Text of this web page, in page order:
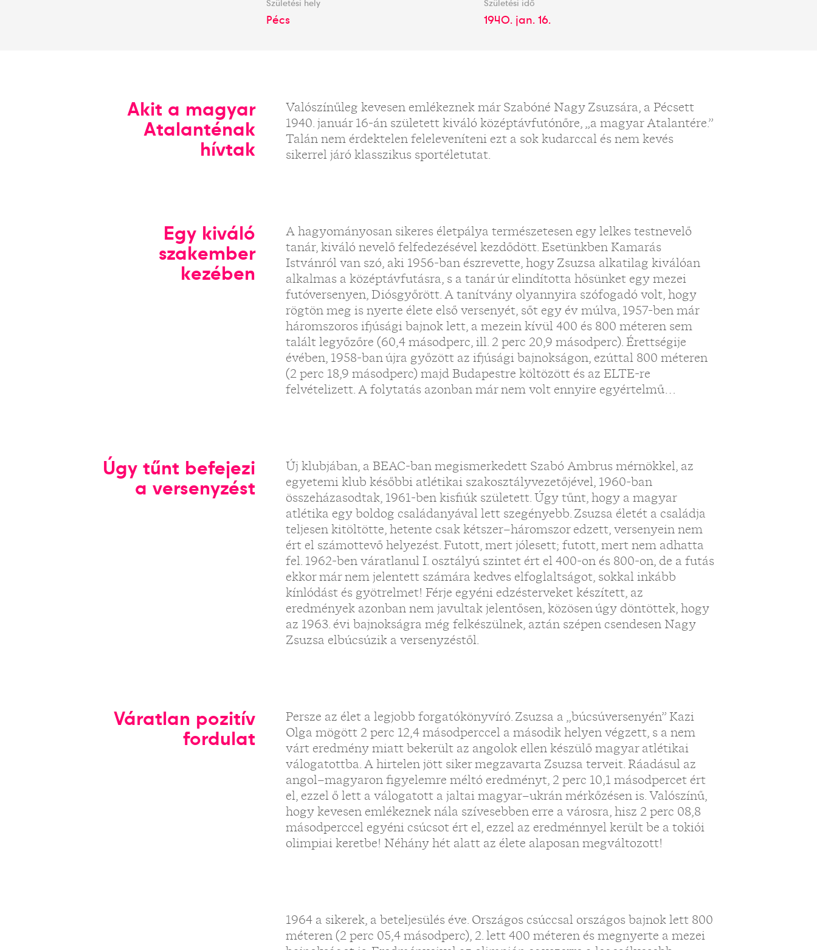
Születési hely
Pécs
Születési idő
1940. jan. 16.
Akit a magyar
Atalanténak
hívtak
Valószínűleg kevesen emlékeznek már Szabóné Nagy Zsuzsára, a Pécsett
1940. január 16-án született kiváló középtávfutónőre, „a magyar Atalantére.”
Talán nem érdektelen feleleveníteni ezt a sok kudarccal és nem kevés
sikerrel járó klasszikus sportéletutat.
Egy kiváló
szakember
kezében
A hagyományosan sikeres életpálya természetesen egy lelkes testnevelő
tanár, kiváló nevelő felfedezésével kezdődött. Esetünkben Kamarás
Istvánról van szó, aki 1956-ban észrevette, hogy Zsuzsa alkatilag kiválóan
alkalmas a középtávfutásra, s a tanár úr elindította hősünket egy mezei
futóversenyen, Diósgyőrött. A tanítvány olyannyira szófogadó volt, hogy
rögtön meg is nyerte élete első versenyét, sőt egy év múlva, 1957-ben már
háromszoros ifjúsági bajnok lett, a mezein kívül 400 és 800 méteren sem
talált legyőzőre (60,4 másodperc, ill. 2 perc 20,9 másodperc). Érettségije
évében, 1958-ban újra győzött az ifjúsági bajnokságon, ezúttal 800 méteren
(2 perc 18,9 másodperc) majd Budapestre költözött és az ELTE-re
felvételizett. A folytatás azonban már nem volt ennyire egyértelmű…
Úgy tűnt befejezi
a versenyzést
Új klubjában, a BEAC-ban megismerkedett Szabó Ambrus mérnökkel, az
egyetemi klub későbbi atlétikai szakosztályvezetőjével, 1960-ban
összeházasodtak, 1961-ben kisfiúk született. Úgy tűnt, hogy a magyar
atlétika egy boldog családanyával lett szegényebb. Zsuzsa életét a családja
teljesen kitöltötte, hetente csak kétszer–háromszor edzett, versenyein nem
ért el számottevő helyezést. Futott, mert jólesett; futott, mert nem adhatta
fel. 1962-ben váratlanul I. osztályú szintet ért el 400-on és 800-on, de a futás
ekkor már nem jelentett számára kedves elfoglaltságot, sokkal inkább
kínlódást és gyötrelmet! Férje egyéni edzésterveket készített, az
eredmények azonban nem javultak jelentősen, közösen úgy döntöttek, hogy
az 1963. évi bajnokságra még felkészülnek, aztán szépen csendesen Nagy
Zsuzsa elbúcsúzik a versenyzéstől.
Váratlan pozitív
fordulat
Persze az élet a legjobb forgatókönyvíró. Zsuzsa a „búcsúversenyén” Kazi
Olga mögött 2 perc 12,4 másodperccel a második helyen végzett, s a nem
várt eredmény miatt bekerült az angolok ellen készülő magyar atlétikai
válogatottba. A hirtelen jött siker megzavarta Zsuzsa terveit. Ráadásul az
angol–magyaron figyelemre méltó eredményt, 2 perc 10,1 másodpercet ért
el, ezzel ő lett a válogatott a jaltai magyar–ukrán mérkőzésen is. Valószínű,
hogy kevesen emlékeznek nála szívesebben erre a városra, hisz 2 perc 08,8
másodperccel egyéni csúcsot ért el, ezzel az eredménnyel került be a tokiói
olimpiai keretbe! Néhány hét alatt az élete alaposan megváltozott!
1964 a sikerek, a beteljesülés éve. Országos csúccsal országos bajnok lett 800
méteren (2 perc 05,4 másodperc), 2. lett 400 méteren és megnyerte a mezei